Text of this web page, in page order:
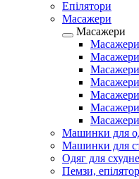
Епілятори
Масажери
Масажери
Масажери
Масажери
Масажери
Машинки для
Машинки для
Одяг для
Пемзи,